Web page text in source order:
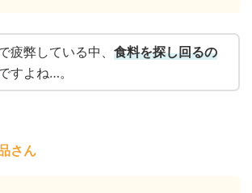
疲弊している中、 食料を探し回るの
すよね…。
さん